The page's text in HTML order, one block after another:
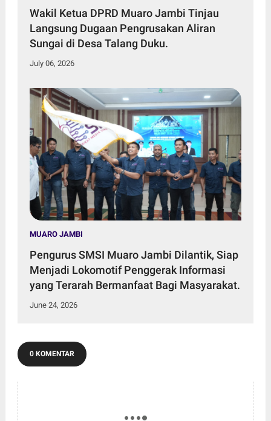
Wakil Ketua DPRD Muaro Jambi Tinjau
Langsung Dugaan Pengrusakan Aliran
Sungai di Desa Talang Duku.
July 06, 2026
MUARO JAMBI
Pengurus SMSI Muaro Jambi Dilantik, Siap
Menjadi Lokomotif Penggerak Informasi
yang Terarah Bermanfaat Bagi Masyarakat.
June 24, 2026
0 KOMENTAR